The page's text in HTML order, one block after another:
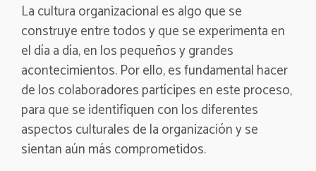
La cultura organizacional es algo que se
construye entre todos y que se experimenta en
el día a día, en los pequeños y grandes
acontecimientos. Por ello, es fundamental hacer
de los colaboradores partícipes en este proceso,
para que se identifiquen con los diferentes
aspectos culturales de la organización y se
sientan aún más comprometidos.